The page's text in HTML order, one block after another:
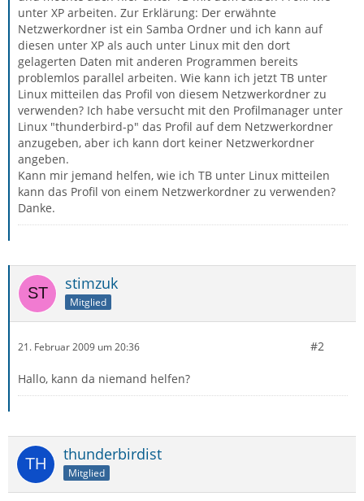
unter XP arbeiten. Zur Erklärung: Der erwähnte
Netzwerkordner ist ein Samba Ordner und ich kann auf
diesen unter XP als auch unter Linux mit den dort
gelagerten Daten mit anderen Programmen bereits
problemlos parallel arbeiten. Wie kann ich jetzt TB unter
Linux mitteilen das Profil von diesem Netzwerkordner zu
verwenden? Ich habe versucht mit den Profilmanager unter
Linux "thunderbird-p" das Profil auf dem Netzwerkordner
anzugeben, aber ich kann dort keiner Netzwerkordner
angeben.
Kann mir jemand helfen, wie ich TB unter Linux mitteilen
kann das Profil von einem Netzwerkordner zu verwenden?
Danke.
stimzuk
Mitglied
21. Februar 2009 um 20:36 #2
Hallo, kann da niemand helfen?
thunderbirdist
Mitglied